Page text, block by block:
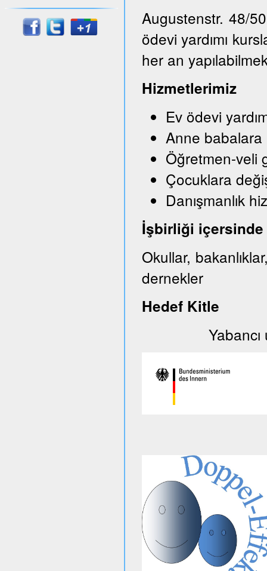
Augustenstr. 48/
ödevi yardımı
her an
Hizmetlerimiz
Ev ödevi
Anne babalara
Öğretmen-veli
Çocuklara
Danışmanlık
İşbirliği
Okullar,
dernekler
Hedef Kitle
Yabancı